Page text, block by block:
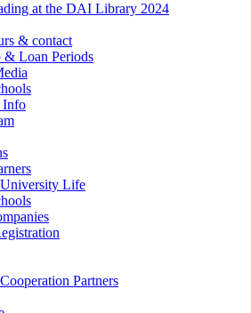
at the DAI Library 2024
& contact
& Loan Periods
Info
Life
Partners